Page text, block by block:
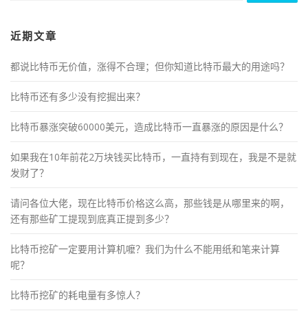
近期文章
都说比特币无价值，涨得不合理；但你知道比特币最大的用途吗？
比特币还有多少没有挖掘出来？
比特币暴涨突破60000美元，造成比特币一直暴涨的原因是什么？
如果我在10年前花2万块钱买比特币，一直持有到现在，我是不是就
发财了？
请问各位大佬，现在比特币价格这么高，那些钱是从哪里来的啊，
还有那些矿工提现到底真正提到多少？
比特币挖矿一定要用计算机嚒？我们为什么不能用纸和笔来计算
呢？
比特币挖矿的耗电量有多惊人？